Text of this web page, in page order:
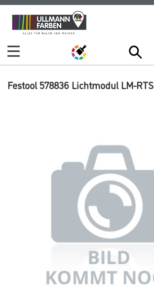
Zum
Inhalt
Zum
Navigationsmenü
Festool 578836 Lichtmodul LM-RTS